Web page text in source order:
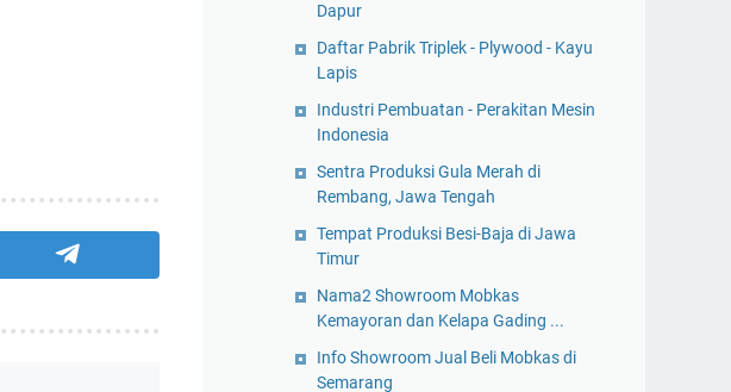
Dapur
Daftar Pabrik Triplek - Plywood - Kayu
Lapis
Industri Pembuatan - Perakitan Mesin
Indonesia
Sentra Produksi Gula Merah di
Rembang, Jawa Tengah
Tempat Produksi Besi-Baja di Jawa
Timur
Nama2 Showroom Mobkas
Kemayoran dan Kelapa Gading ...
Info Showroom Jual Beli Mobkas di
Semarang